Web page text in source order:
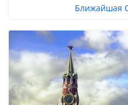
Ближайшая